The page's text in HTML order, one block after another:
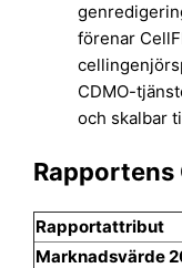
förenar
CDMO-
och skalbar
Rapportattribut
Marknadsvärde